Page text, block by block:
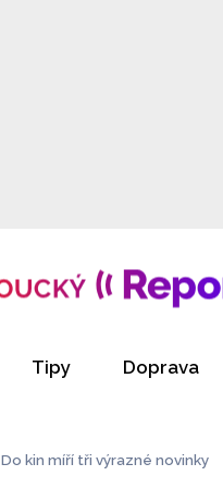
Tipy Doprava
kin míří tři výrazné novinky